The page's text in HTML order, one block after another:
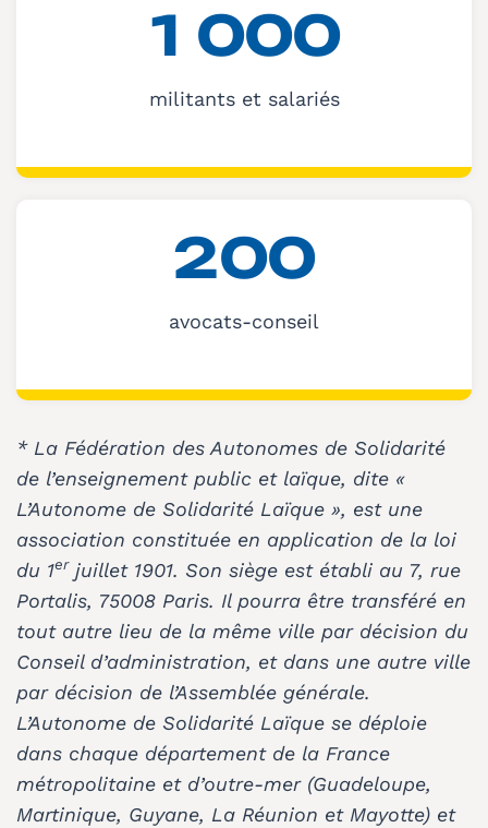
1 000
militants et salariés
200
avocats-conseil
* La Fédération des Autonomes de Solidarité
de l’enseignement public et laïque, dite «
L’Autonome de Solidarité Laïque », est une
association constituée en application de la loi
du 1erjuillet 1901. Son siège est établi au 7, rue
Portalis, 75008 Paris. Il pourra être transféré en
tout autre lieu de la même ville par décision du
Conseil d’administration, et dans une autre ville
par décision de l’Assemblée générale.
L’Autonome de Solidarité Laïque se déploie
dans chaque département de la France
métropolitaine et d’outre-mer (Guadeloupe,
Martinique, Guyane, La Réunion et Mayotte) et